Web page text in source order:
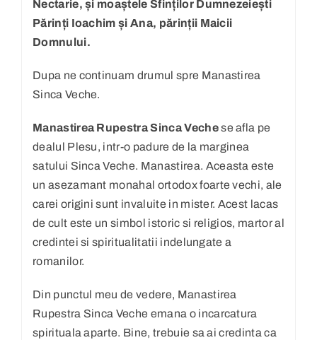
Nectarie, și moaștele Sfinților Dumnezeiești
Părinți Ioachim și Ana, părinții Maicii
Domnului.
Dupa ne continuam drumul spre Manastirea
Sinca Veche.
Manastirea Rupestra Sinca Vechese afla pe
dealul Plesu, intr-o padure de la marginea
satului Sinca Veche. Manastirea. Aceasta este
un asezamant monahal ortodox foarte vechi, ale
carei origini sunt invaluite in mister. Acest lacas
de cult este un simbol istoric si religios, martor al
credintei si spiritualitatii indelungate a
romanilor.
Din punctul meu de vedere, Manastirea
Rupestra Sinca Veche emana o incarcatura
spirituala aparte. Bine, trebuie sa ai credinta ca